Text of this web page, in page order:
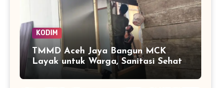
KODIM
TMMD Aceh Jaya Bangun MCK
Layak untuk Warga, Sanitasi Sehat
Jadi Sasaran Utama